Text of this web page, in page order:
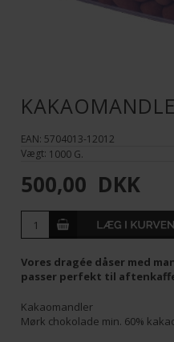
EAN: 5704013-12012
Vægt: 1000 G.
500,00 DKK
Vores dragée dåser med
passer perfekt til
Kakaomandler
Mørk chokolade min. 60%